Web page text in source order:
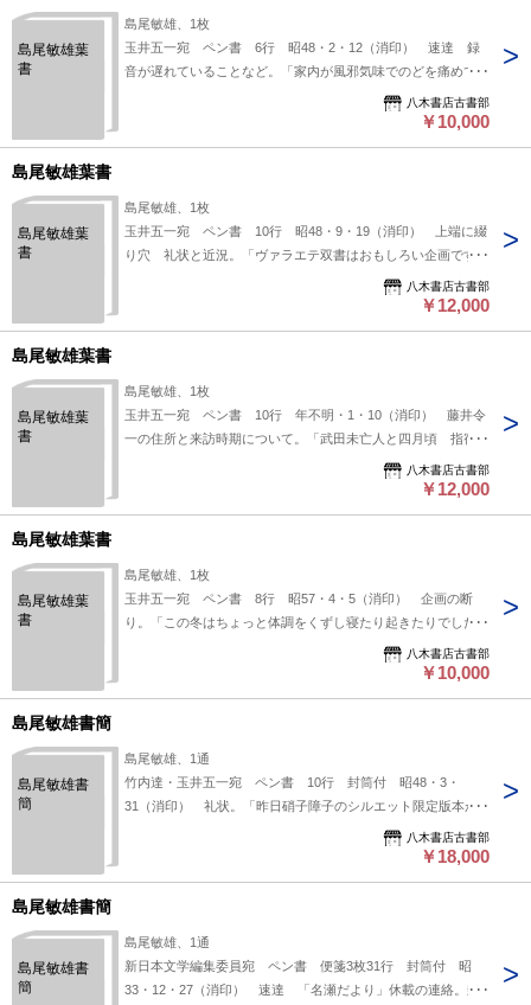
りたい方は https://company.books-
yagi.co.jp/archives/news/10928 を参照ください。95号目録
（R8.1）以後の追加は「#八木古書2026」で検索できます。
島尾敏雄葉
書
島尾敏雄、1枚
玉井五一宛 ペン書 6行 昭48・2・12（消印） 速達 録
音が遅れていることなど。「家内が風邪気味でのどを痛めてい
ますので昔ばなしの吹込みもうしばらく待つて下さい」。（発
信地）鹿児島県名瀬市小俣町（受信地）創樹社 #八木書店近
https://company.books-yagi.co.jp/archives/news/10928 を参照
ください。95号目録（R8.1）以後の追加は「#八木古書2026」
で検索できます。
八木書店古書部
￥10,000
島尾敏雄葉書
島尾敏雄葉
書
島尾敏雄、1枚
玉井五一宛 ペン書 10行 昭48・9・19（消印） 上端に綴
り穴 礼状と近況。「ヴァラエテ双書はおもしろい企画です
ね。長谷川さんのもの、また老人の写真集興味がありまし
た」。（発信地）名瀬市小俣町（受信地）創樹社 #八木書店
https://company.books-yagi.co.jp/archives/news/10928 を参照
ください。95号目録（R8.1）以後の追加は「#八木古書2026」
で検索できます。
八木書店古書部
￥12,000
島尾敏雄葉書
島尾敏雄葉
書
島尾敏雄、1枚
玉井五一宛 ペン書 10行 年不明・1・10（消印） 藤井令
一の住所と来訪時期について。「武田未亡人と四月頃 指宿に
おいで下さるとのこと、大歓迎です 先般武田未亡人にはお出
で下さいとおさそいしたところです」。（発信地）指宿市西方
なりたい方は https://company.books-
yagi.co.jp/archives/news/10928 を参照ください。95号目録
（R8.1）以後の追加は「#八木古書2026」で検索できます。
八木書店古書部
￥12,000
島尾敏雄葉書
島尾敏雄葉
書
島尾敏雄、1枚
玉井五一宛 ペン書 8行 昭57・4・5（消印） 企画の断
り。「この冬はちょっと体調をくずし寝たり起きたりでした
今なお用心中です そんなわけで折角のお話、お引き受けでき
ませんでした 御了承ください」。（発信地）茅ヶ崎市東海岸
御覧になりたい方は https://company.books-
yagi.co.jp/archives/news/10928 を参照ください。95号目録
（R8.1）以後の追加は「#八木古書2026」で検索できます。
八木書店古書部
￥10,000
島尾敏雄書簡
島尾敏雄書
簡
島尾敏雄、1通
竹内達・玉井五一宛 ペン書 10行 封筒付 昭48・3・
31（消印） 礼状。「昨日硝子障子のシルエット限定版本が
三冊とどきました ずいぶん豪華な本でおどろきました」。
（発信地）名瀬市小俣町（受信地）創樹社 #八木書店近代自
yagi.co.jp/archives/news/10928 を参照ください。95号目録
（R8.1）以後の追加は「#八木古書2026」で検索できます。
八木書店古書部
￥18,000
島尾敏雄書簡
島尾敏雄書
簡
島尾敏雄、1通
新日本文学編集委員宛 ペン書 便箋3枚31行 封筒付 昭
33・12・27（消印） 速達 「名瀬だより」休載の連絡。封